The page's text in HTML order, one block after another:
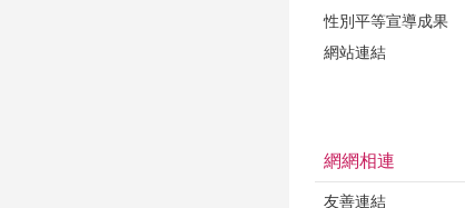
性別平等宣導成果
網站連結
網網相連
友善連結